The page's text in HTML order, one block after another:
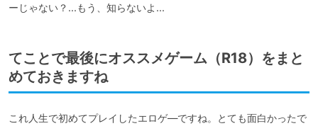
ーじゃない？...もう、知らないよ...
てことで最後にオススメゲーム（R18）をまと
めておきますね
これ人生で初めてプレイしたエロゲ―ですね。とても面白かったで